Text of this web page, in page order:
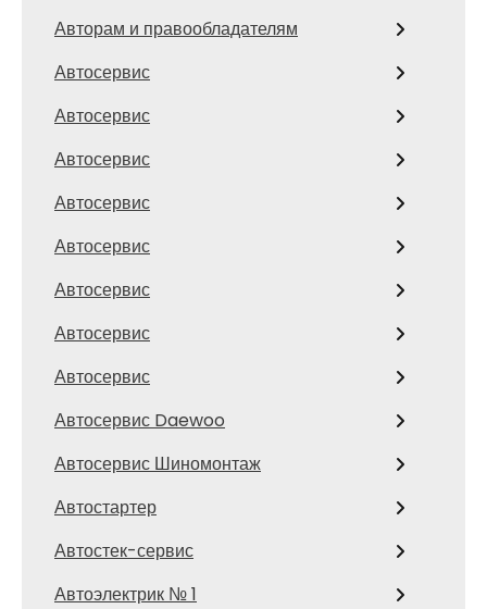
Авторам и правообладателям
Автосервис
Автосервис
Автосервис
Автосервис
Автосервис
Автосервис
Автосервис
Автосервис
Автосервис Daewoo
Автосервис Шиномонтаж
Автостартер
Автостек-сервис
Автоэлектрик № 1